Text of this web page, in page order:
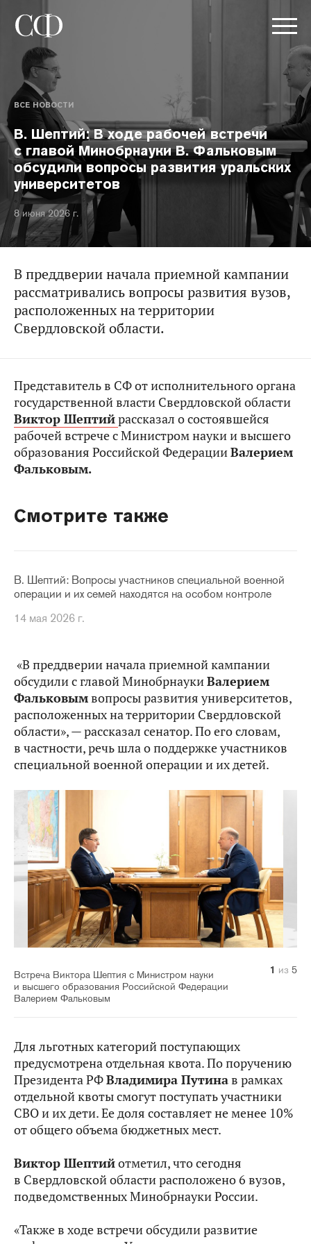
ВСЕ НОВОСТИ
В. Шептий: В ходе рабочей встречи
с главой Минобрнауки В. Фальковым
обсудили вопросы развития уральских
университетов
8 июня 2026 г.
В преддверии начала приемной кампании
рассматривались вопросы развития вузов,
расположенных на территории
Свердловской области.
Представитель в СФ от исполнительного органа
государственной власти Свердловской области
Виктор Шептийрассказал о состоявшейся
рабочей встрече с Министром науки и высшего
образования Российской ФедерацииВалерием
Фальковым.
Смотрите также
В. Шептий: Вопросы участников специальной военной
операции и их семей находятся на особом контроле
14 мая 2026 г.
«В преддверии начала приемной кампании
обсудили с главой МинобрнаукиВалерием
Фальковымвопросы развития университетов,
расположенных на территории Свердловской
области», — рассказал сенатор. По его словам,
в частности, речь шла о поддержке участников
специальной военной операции и их детей.
Встреча Виктора Шептия с Министром науки
и высшего образования Российской Федерации
Валерием Фальковым
1 из 5
2 из 5
3 из 5
4 из 5
5 из 5
Для льготных категорий поступающих
предусмотрена отдельная квота. По поручению
Президента РФВладимира Путинав рамках
отдельной квоты смогут поступать участники
СВО и их дети. Ее доля составляет не менее 10%
от общего объема бюджетных мест.
Виктор Шептийотметил, что сегодня
в Свердловской области расположено 6 вузов,
подведомственных Минобрнауки России.
«Также в ходе встречи обсудили развитие